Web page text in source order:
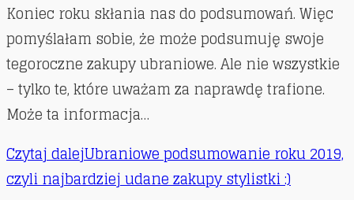
Koniec roku skłania nas do podsumowań. Więc
pomyślałam sobie, że może podsumuję swoje
tegoroczne zakupy ubraniowe. Ale nie wszystkie
– tylko te, które uważam za naprawdę trafione.
Może ta informacja…
Czytaj dalejUbraniowe podsumowanie roku 2019,
czyli najbardziej udane zakupy stylistki :)